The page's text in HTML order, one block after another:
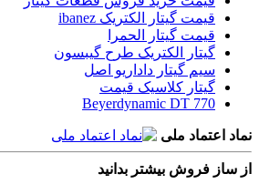
قیمت گیتار الکتریک ibanez
قیمت گیتار الحمرا
گیتار الکتریک طرح گیبسون
سیم گیتار داداریو اصل
گیتار کلاسیک قیمت
Beyerdynamic DT 770
نماد اعتماد ملی
از ساز فروش بیشتر بدانید